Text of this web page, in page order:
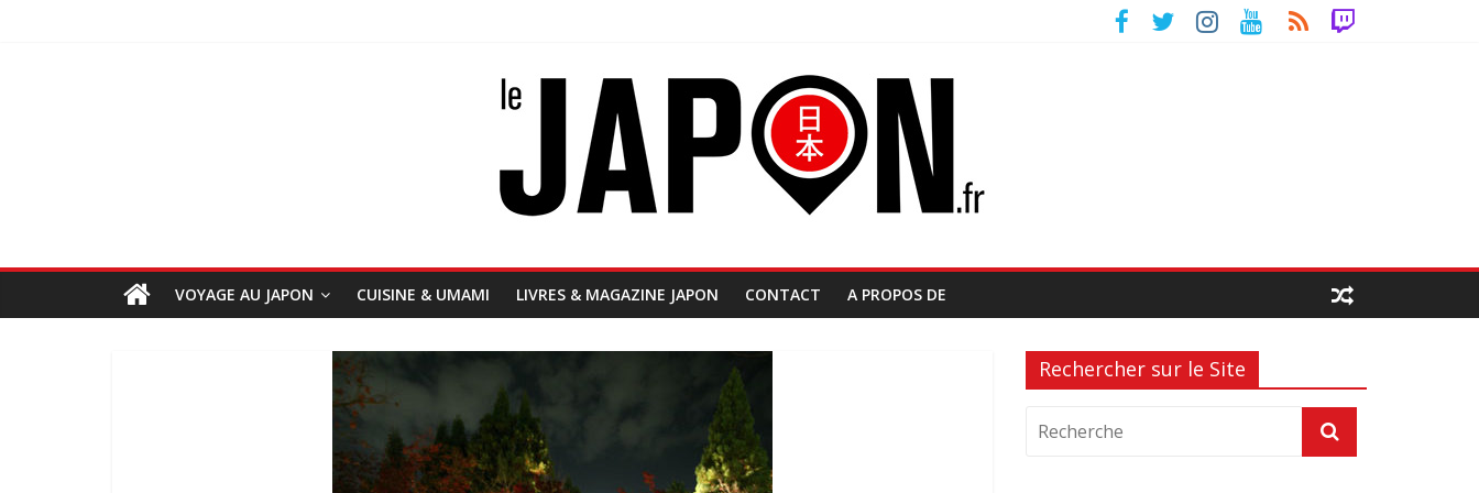
VOYAGE AU JAPON CUISINE & UMAMI LIVRES & MAGAZINE JAPON CONTACT A PROPOS DE
Rechercher sur le Site